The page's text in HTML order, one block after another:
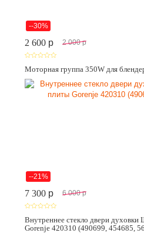
--30%
2 600 p 2 000 p
Моторная группа 350W для
--21%
7 300 p 6 000 p
Внутреннее стекло двери
Gorenje 420310 (490699, 454685,